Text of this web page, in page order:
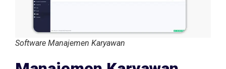
Software Manajemen Karyawan
Manajemen Karyawan